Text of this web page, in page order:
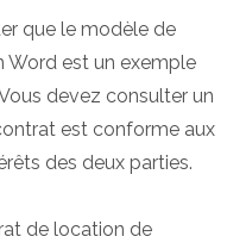
que le modèle de
Word est un exemple
devez consulter un
est conforme aux
des deux parties.
de location de